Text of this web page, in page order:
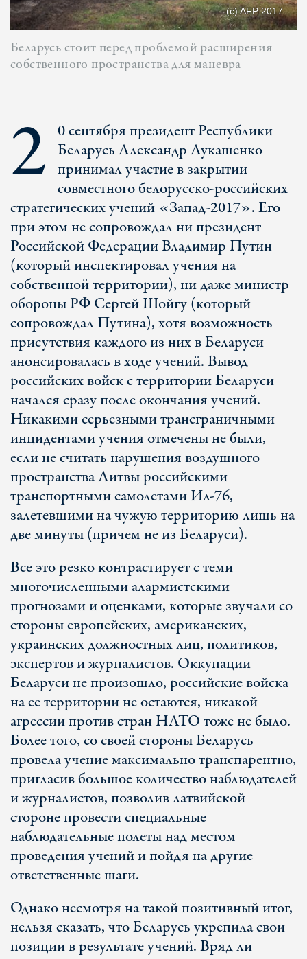
(c) AFP 2017
Беларусь стоит перед проблемой расширения
собственного пространства для маневра
2 0 сентября президент Республики
Беларусь Александр Лукашенко
принимал участие в закрытии
совместного белорусско-российских
стратегических учений «Запад-2017». Его
при этом не сопровождал ни президент
Российской Федерации Владимир Путин
(который инспектировал учения на
собственной территории), ни даже министр
обороны РФ Сергей Шойгу (который
сопровождал Путина), хотя возможность
присутствия каждого из них в Беларуси
анонсировалась в ходе учений. Вывод
российских войск с территории Беларуси
начался сразу после окончания учений.
Никакими серьезными трансграничными
инцидентами учения отмечены не были,
если не считать нарушения воздушного
пространства Литвы российскими
транспортными самолетами Ил-76,
залетевшими на чужую территорию лишь на
две минуты (причем не из Беларуси).
Все это резко контрастирует с теми
многочисленными алармистскими
прогнозами и оценками, которые звучали со
стороны европейских, американских,
украинских должностных лиц, политиков,
экспертов и журналистов. Оккупации
Беларуси не произошло, российские войска
на ее территории не остаются, никакой
агрессии против стран НАТО тоже не было.
Более того, со своей стороны Беларусь
провела учение максимально транспарентно,
пригласив большое количество наблюдателей
и журналистов, позволив латвийской
стороне провести специальные
наблюдательные полеты над местом
проведения учений и пойдя на другие
ответственные шаги.
Однако несмотря на такой позитивный итог,
нельзя сказать, что Беларусь укрепила свои
позиции в результате учений. Вряд ли